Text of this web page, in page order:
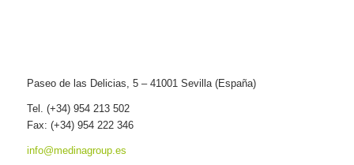
Paseo de las Delicias, 5 – 41001 Sevilla (España)
Tel. (+34) 954 213 502
Fax: (+34) 954 222 346
info@medinagroup.es